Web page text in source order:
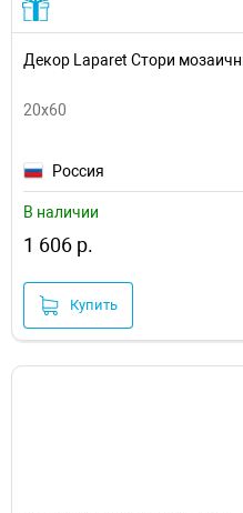
Декор Laparet Стори
20x60
Россия
В наличии
1 606 р.
Купить